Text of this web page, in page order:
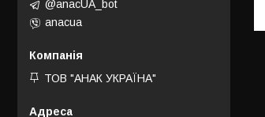
@anacUA_bot
anacua
ТОВ "АНАК УКРАЇНА"